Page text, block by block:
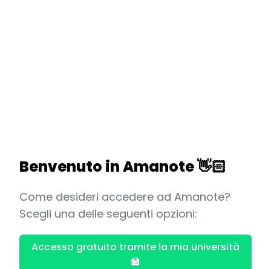
Benvenuto in Amanote👋🏻
Come desideri accedere ad Amanote?
Scegli una delle seguenti opzioni:
Accesso gratuito tramite la mia università
🏫